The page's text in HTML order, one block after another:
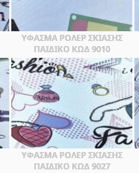
ΥΦΑΣΜΑ ΡΟΛΕΡ ΣΚΙΑΣΗΣ
ΠΑΙΔΙΚΟ ΚΩΔ 9010
ΥΦΑΣΜΑ ΡΟΛΕΡ ΣΚΙΑΣΗΣ
ΠΑΙΔΙΚΟ ΚΩΔ 9027